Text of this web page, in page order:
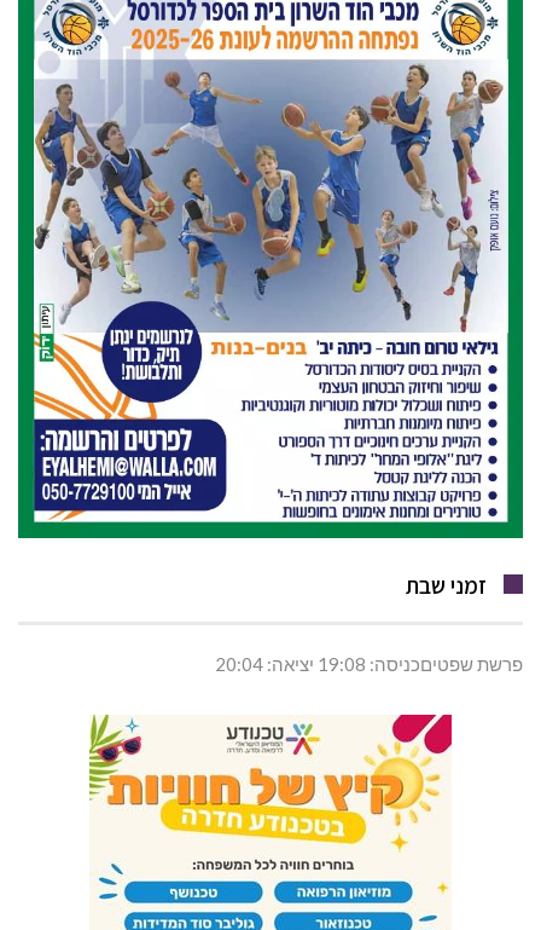
זמני שבת
פרשת שפטיםכניסה: 19:08 יציאה: 20:04